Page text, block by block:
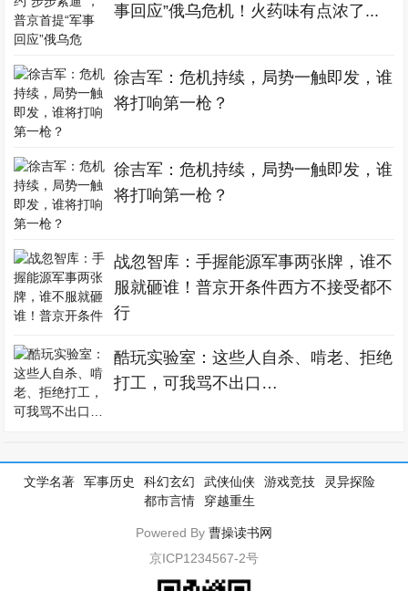
事回应”俄乌危机！火药味有点浓了...
徐吉军：危机持续，局势一触即发，谁
将打响第一枪？
徐吉军：危机持续，局势一触即发，谁
将打响第一枪？
战忽智库：手握能源军事两张牌，谁不
服就砸谁！普京开条件西方不接受都不
行
酷玩实验室：这些人自杀、啃老、拒绝
打工，可我骂不出口…
文学名著 军事历史 科幻玄幻 武侠仙侠 游戏竞技
灵异探险
都市言情
穿越重生
Powered By 曹操读书网
京ICP1234567-2号